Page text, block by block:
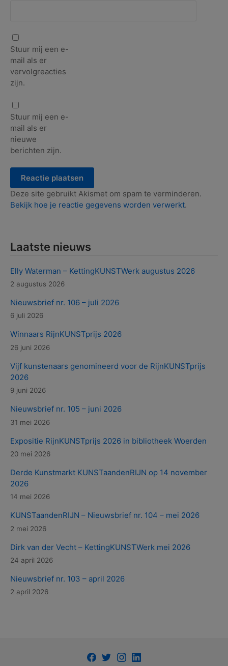
Stuur mij een e-
mail als er
vervolgreacties
zijn.
Stuur mij een e-
mail als er
nieuwe
berichten zijn.
Deze site gebruikt Akismet om spam te verminderen.
Bekijk hoe je reactie gegevens worden verwerkt.
Laatste nieuws
Elly Waterman – KettingKUNSTWerk augustus 2026
2 augustus 2026
Nieuwsbrief nr. 106 – juli 2026
6 juli 2026
Winnaars RijnKUNSTprijs 2026
26 juni 2026
Vijf kunstenaars genomineerd voor de RijnKUNSTprijs
2026
9 juni 2026
Nieuwsbrief nr. 105 – juni 2026
31 mei 2026
Expositie RijnKUNSTprijs 2026 in bibliotheek Woerden
20 mei 2026
Derde Kunstmarkt KUNSTaandenRIJN op 14 november
2026
14 mei 2026
KUNSTaandenRIJN – Nieuwsbrief nr. 104 – mei 2026
2 mei 2026
Dirk van der Vecht – KettingKUNSTWerk mei 2026
24 april 2026
Nieuwsbrief nr. 103 – april 2026
2 april 2026
Facebook
TwitterInstagram
LinkedIn